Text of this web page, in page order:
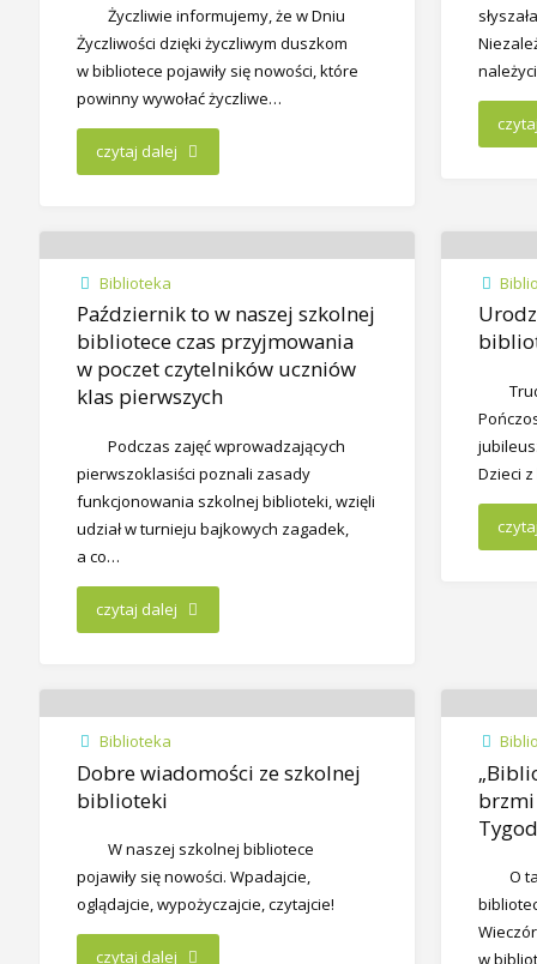
Życzliwie informujemy, że w Dniu
Życzliwości dzięki życzliwym duszkom
w bibliotece pojawiły się nowości, które
powinny wywołać życzliwe…
czytaj dalej
Biblioteka
Październik to w naszej szkolnej
bibliotece czas przyjmowania
w poczet czytelników uczniów
klas pierwszych
Podczas zajęć wprowadzających
pierwszoklasiści poznali zasady
funkcjonowania szkolnej biblioteki, wzięli
udział w turnieju bajkowych zagadek,
a co…
czytaj dalej
Dzieci
Biblioteka
Dobre wiadomości ze szkolnej
biblioteki
W naszej szkolnej bibliotece
pojawiły się nowości. Wpadajcie,
oglądajcie, wypożyczajcie, czytajcie!
czytaj dalej
brzmi
O
w